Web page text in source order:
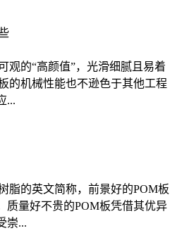
观的“高颜值”，光滑细腻且易着
的机械性能也不逊色于其他工程
...
脂的英文简称，前景好的POM板
质量好不贵的POM板凭借其优异
崇...